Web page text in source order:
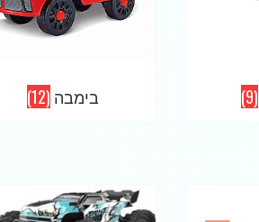
(9) בימבה (12)